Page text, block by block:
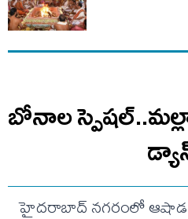
బోనాల
హైదరాబాద్ నగరంలో ఆషాడ